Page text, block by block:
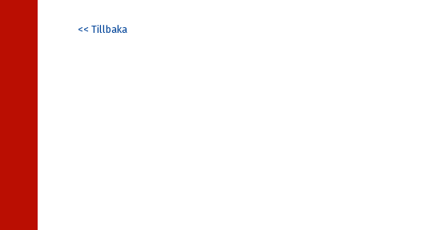
<< Tillbaka